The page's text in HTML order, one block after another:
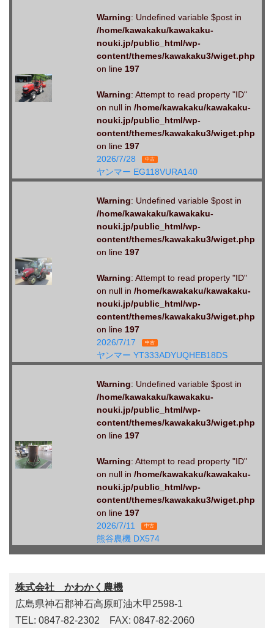
Warning: Undefined variable $post in
/home/kawakaku/kawakaku-
nouki.jp/public_html/wp-
content/themes/kawakaku3/wiget.php
on line 197
Warning: Attempt to read property "ID"
on null in /home/kawakaku/kawakaku-
nouki.jp/public_html/wp-
content/themes/kawakaku3/wiget.php
on line 197
2026/7/28
中古
ヤンマー EG118VURA140
Warning: Undefined variable $post in
/home/kawakaku/kawakaku-
nouki.jp/public_html/wp-
content/themes/kawakaku3/wiget.php
on line 197
Warning: Attempt to read property "ID"
on null in /home/kawakaku/kawakaku-
nouki.jp/public_html/wp-
content/themes/kawakaku3/wiget.php
on line 197
2026/7/17
中古
ヤンマー YT333ADYUQHEB18DS
Warning: Undefined variable $post in
/home/kawakaku/kawakaku-
nouki.jp/public_html/wp-
content/themes/kawakaku3/wiget.php
on line 197
Warning: Attempt to read property "ID"
on null in /home/kawakaku/kawakaku-
nouki.jp/public_html/wp-
content/themes/kawakaku3/wiget.php
on line 197
2026/7/11
中古
熊谷農機 DX574
株式会社 かわかく農機
広島県神石郡神石高原町油木甲2598-1
TEL: 0847-82-2302 FAX: 0847-82-2060